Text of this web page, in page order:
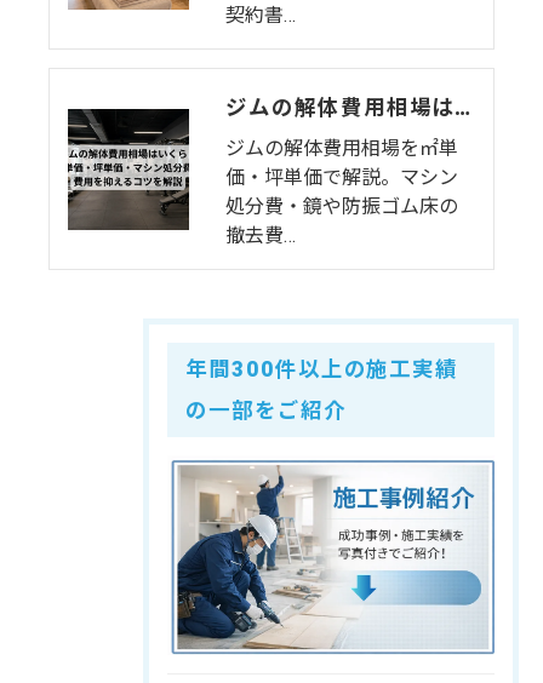
契約書…
ジムの解体費用相場はいくら？㎡単価・坪単価・マシン処分費・費用を抑えるコツを解説
ジムの解体費用相場を㎡単
価・坪単価で解説。マシン
処分費・鏡や防振ゴム床の
撤去費…
年間300件以上の施工実績
の一部をご紹介